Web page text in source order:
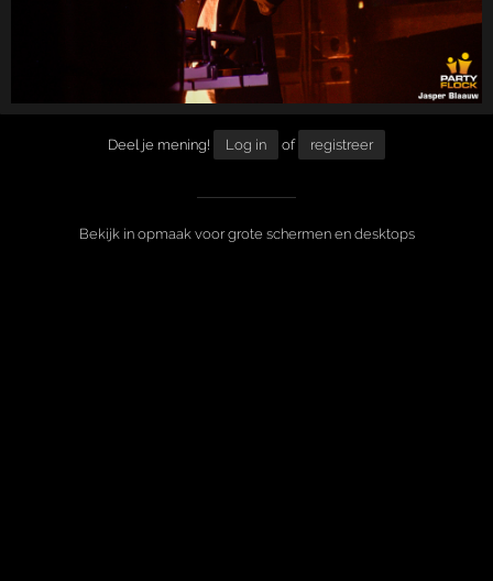
Deel je mening! Log in of registreer
Bekijk in opmaak voor grote schermen en desktops